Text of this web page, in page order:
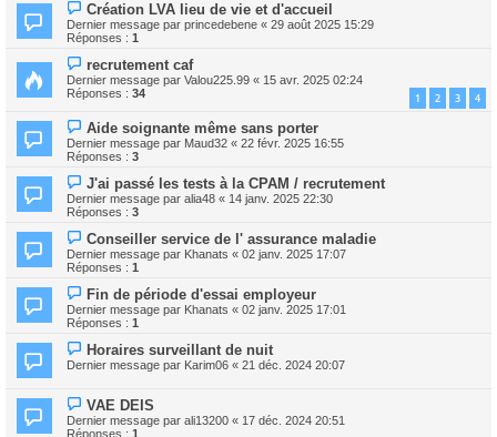
Création LVA lieu de vie et d'accueil
Dernier message par princedebene « 29 août 2025 15:29
Réponses : 1
recrutement caf
Dernier message par Valou225.99 « 15 avr. 2025 02:24
Réponses : 34 1 2 3 4
Aide soignante même sans porter
Dernier message par Maud32 « 22 févr. 2025 16:55
Réponses : 3
J'ai passé les tests à la CPAM / recrutement
Dernier message par alia48 « 14 janv. 2025 22:30
Réponses : 3
Conseiller service de l' assurance maladie
Dernier message par Khanats « 02 janv. 2025 17:07
Réponses : 1
Fin de période d'essai employeur
Dernier message par Khanats « 02 janv. 2025 17:01
Réponses : 1
Horaires surveillant de nuit
Dernier message par Karim06 « 21 déc. 2024 20:07
VAE DEIS
Dernier message par ali13200 « 17 déc. 2024 20:51
Réponses : 1